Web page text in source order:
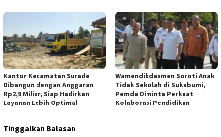
Kantor Kecamatan Surade
Dibangun dengan Anggaran
Rp2,9 Miliar, Siap Hadirkan
Layanan Lebih Optimal
Wamendikdasmen Soroti Anak
Tidak Sekolah di Sukabumi,
Pemda Diminta Perkuat
Kolaborasi Pendidikan
Tinggalkan Balasan